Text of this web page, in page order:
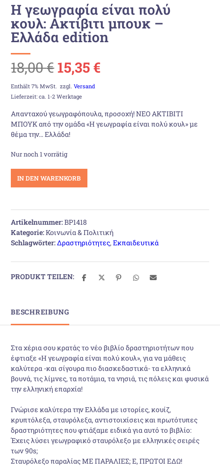
Η γεωγραφία είναι πολύ
κουλ: Ακτίβιτι μπουκ –
Ελλάδα edition
18,00€ Ursprünglicher
Preis
war:
18,00 €
15,35€
ist:
15,35 €.
Enthält 7% MwSt. zzgl.Versand
Lieferzeit: ca. 1-2 Werktage
Απανταχού γεωγραφόπουλα, προσοχή! NEO ΑΚΤΙΒΙΤΙ
ΜΠΟΥΚ από την ομάδα «Η γεωγραφία είναι πολύ κουλ» με
θέμα την… Ελλάδα!
Nur noch 1 vorrätig
γεωγραφία
Ακτίβιτι
μπουκ
-
Menge
IN DEN WARENKORB
Artikelnummer:BP1418
Kategorie:Κοινωνία & Πολιτική
Schlagwörter:Δραστηριότητες,Εκπαιδευτικά
PRODUKT TEILEN:
BESCHREIBUNG
Στα χέρια σου κρατάς το νέο βιβλίο δραστηριοτήτων που
έφτιαξε «Η γεωγραφία είναι πολύ κουλ», για να μάθεις
καλύτερα -και σίγουρα πιο διασκεδαστικά- τα ελληνικά
βουνά, τις λίμνες, τα ποτάμια, τα νησιά, τις πόλεις και φυσικά
την ελληνική επαρχία!
Γνώρισε καλύτερα την Ελλάδα με ιστορίες, κουίζ,
κρυπτόλεξα, σταυρόλεξα, αντιστοιχίσεις και πρωτότυπες
δραστηριότητες που φτιάξαμε ειδικά για αυτό το βιβλίο:
Έχεις λύσει γεωγραφικό σταυρόλεξο με ελληνικές σειρές
των 90s;
Σταυρόλεξο παραλίας ΜΕ ΠΑΡΑΛΙΕΣ; Ε, ΠΡΩΤΟΙ ΕΔΩ!